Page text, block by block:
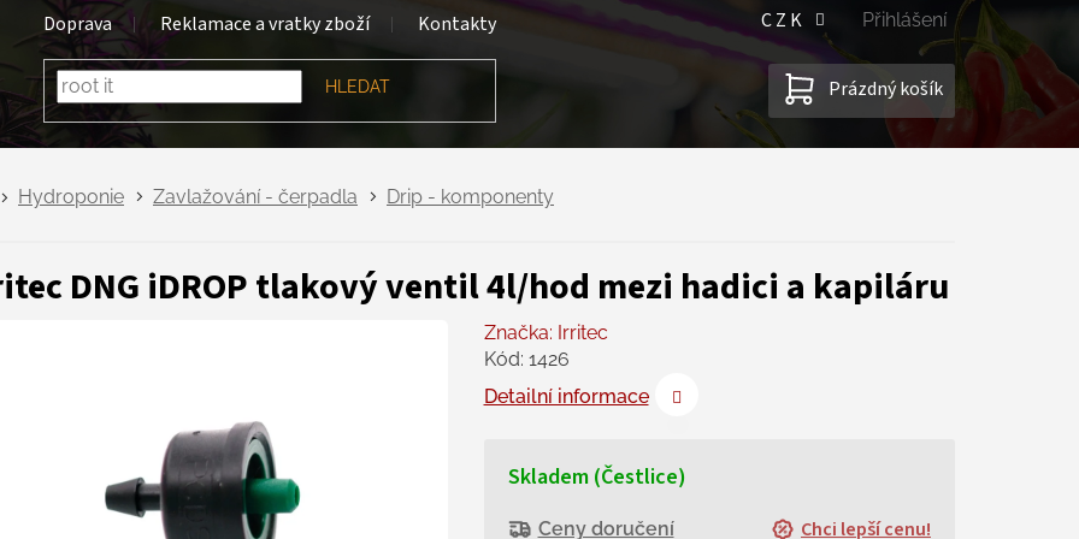
Doprava Reklamace a vratky zboží Kontakty CZK Přihlášení
HLEDAT
NÁKUPNÍ
KOŠÍK
Prázdný košík
Hydroponie Zavlažování - čerpadla Drip - komponenty
DNG iDROP tlakový ventil 4l/hod mezi hadici a kapiláru
Skladem (Čestlice)
Ceny doručení Chci lepší cenu!
Detailní informace
Značka: Irritec
Kód: 1426